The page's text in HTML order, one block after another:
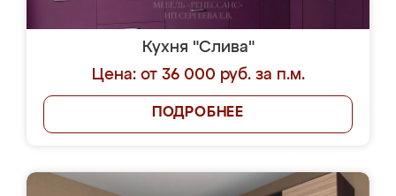
Кухня "Слива"
Цена: от 36 000 руб. за п.м.
ПОДРОБНЕЕ